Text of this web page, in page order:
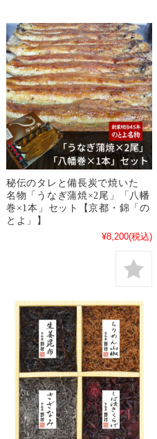
秘伝のタレと備長炭で焼いた
名物「うなぎ蒲焼×2尾」「八幡
巻×1本」セット【京都・錦「の
とよ」】
¥8,200(税込)